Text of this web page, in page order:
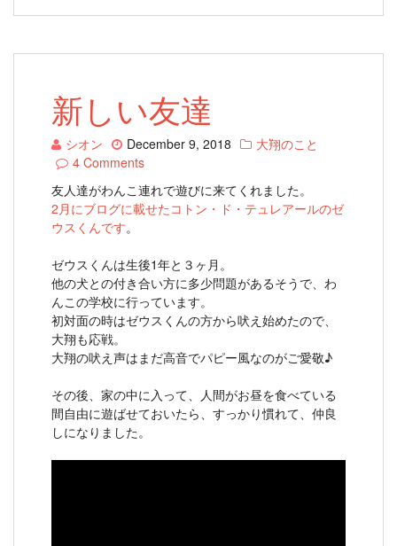
新しい友達
シオン December 9, 2018
大翔のこと
4 Comments
友人達がわんこ連れで遊びに来てくれました。
2月にブログに載せたコトン・ド・テュレアールのゼ
ウスくんです。
ゼウスくんは生後1年と３ヶ月。
他の犬との付き合い方に多少問題があるそうで、わ
んこの学校に行っています。
初対面の時はゼウスくんの方から吠え始めたので、
大翔も応戦。
大翔の吠え声はまだ高音でパピー風なのがご愛敬♪
その後、家の中に入って、人間がお昼を食べている
間自由に遊ばせておいたら、すっかり慣れて、仲良
しになりました。